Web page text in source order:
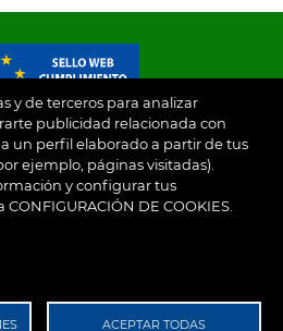
y de terceros para analizar
publicidad relacionada con
un perfil elaborado a partir de tus
ejemplo, páginas visitadas).
y configurar tus
DE COOKIES.
ACEPTAR TODAS
de la Sagra Aviso Legal